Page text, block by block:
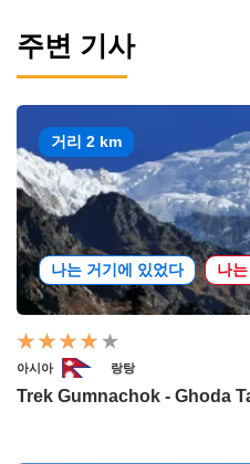
주변 기사
거리 2 km
나는 거기에 있었다 나
아시아 랑탕
Trek Gumnachok - Ghoda